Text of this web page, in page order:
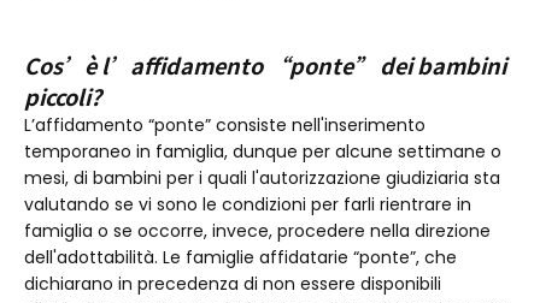
Cos’è l’affidamento “ponte” dei bambini
piccoli?
L’affidamento “ponte” consiste nell'inserimento
temporaneo in famiglia, dunque per alcune settimane o
mesi, di bambini per i quali l'autorizzazione giudiziaria sta
valutando se vi sono le condizioni per farli rientrare in
famiglia o se occorre, invece, procedere nella direzione
dell'adottabilità. Le famiglie affidatarie “ponte”, che
dichiarano in precedenza di non essere disponibili